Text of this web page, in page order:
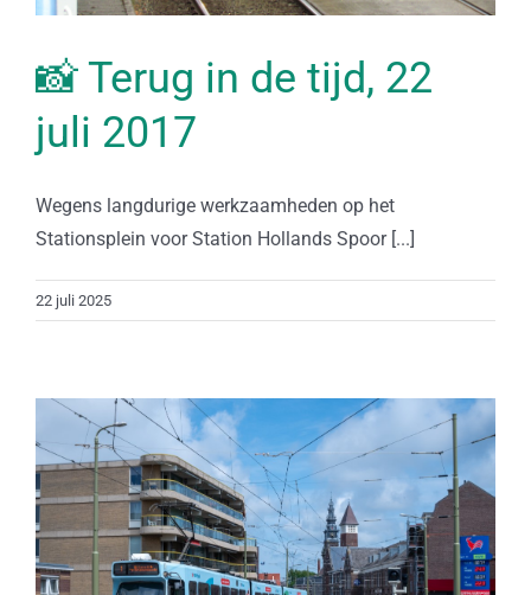
📸 Terug in de tijd, 22
juli 2017
Wegens langdurige werkzaamheden op het
Stationsplein voor Station Hollands Spoor [...]
22 juli 2025